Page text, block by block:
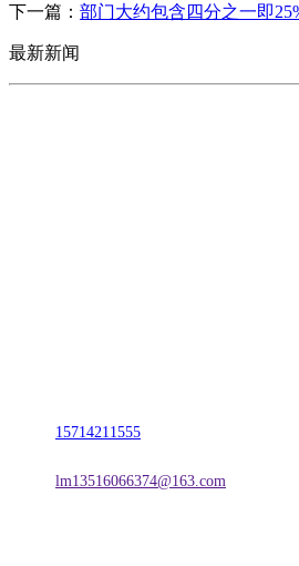
下一篇： 部门大约包含四分之一即
最新新闻
15714211555
lm13516066374@163.com